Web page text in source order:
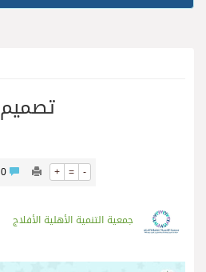
تصميم
+ = -
جمعية التنمية الأهلية الأفلاج